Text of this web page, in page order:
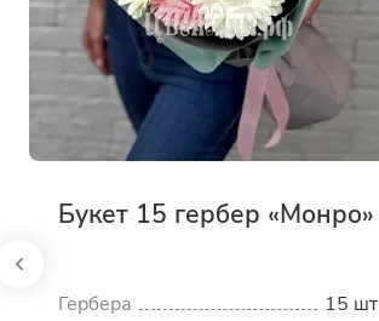
Букет 15 гербер «Монро»
Гербера
15 шт